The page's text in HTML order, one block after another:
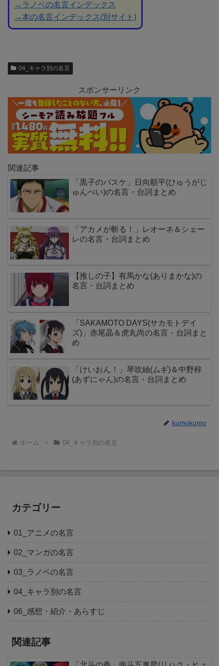
→ラノベの名言インデックス
→本の名言インデックス(別サイト)
04_キャラ別の名言
スポンサーリンク
関連記事
「黒子のバスケ」日向順平(ひゅうがじ
ゅんぺい)の名言・台詞まとめ
「アカメが斬る！」レオーネ＆シェー
レの名言・台詞まとめ
【推しの子】有馬かな(ありまかな)の
名言・台詞まとめ
「SAKAMOTO DAYS(サカモトデイ
ズ)」赤尾晶＆虎丸尚の名言・台詞まと
め
「けいおん！」琴吹紬(ムギ)＆中野梓
(あずにゃん)の名言・台詞まとめ
kumokumo
ホーム 04_キャラ別の名言
カテゴリー
01_アニメの名言
02_マンガの名言
03_ラノベの名言
04_キャラ別の名言
06_感想・紹介・あらすじ
関連記事